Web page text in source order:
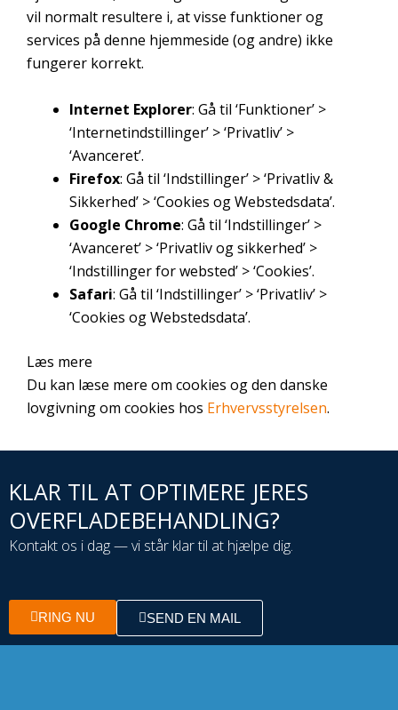
vil normalt resultere i, at visse funktioner og
services på denne hjemmeside (og andre) ikke
fungerer korrekt.
Internet Explorer: Gå til ‘Funktioner’ >
‘Internetindstillinger’ > ‘Privatliv’ >
‘Avanceret’.
Firefox: Gå til ‘Indstillinger’ > ‘Privatliv &
Sikkerhed’ > ‘Cookies og Webstedsdata’.
Google Chrome: Gå til ‘Indstillinger’ >
‘Avanceret’ > ‘Privatliv og sikkerhed’ >
‘Indstillinger for websted’ > ‘Cookies’.
Safari: Gå til ‘Indstillinger’ > ‘Privatliv’ >
‘Cookies og Webstedsdata’.
Læs mere
Du kan læse mere om cookies og den danske
lovgivning om cookies hos Erhvervsstyrelsen.
KLAR TIL AT OPTIMERE JERES
OVERFLADEBEHANDLING?
Kontakt os i dag — vi står klar til at hjælpe dig.
RING NU SEND EN MAIL
og styrke
effektiviteten af
hjemmesiden.
Derudover bruger
til at give dig
personaliseret
indhold og
markedsanalyser.
Præferencer
Vi indsamler
oplysninger
om dine
foretrukne
valg på
hjemmesiden
for at kunne
der passer
bedst til dine
præferencer.
Disse
afgøre, hvilken
region og
sprog du